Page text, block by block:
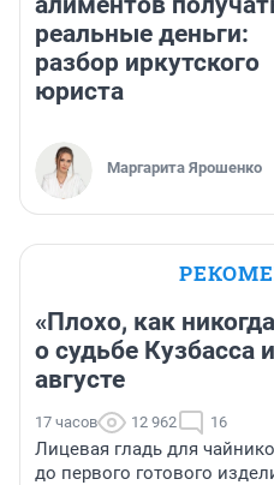
реальные деньги:
разбор иркутского
юриста
Маргарита Ярошенко
«Плохо, как
о судьбе Кузбасса
августе
17 часов 12 962 16
Лицевая гладь для
до первого готового